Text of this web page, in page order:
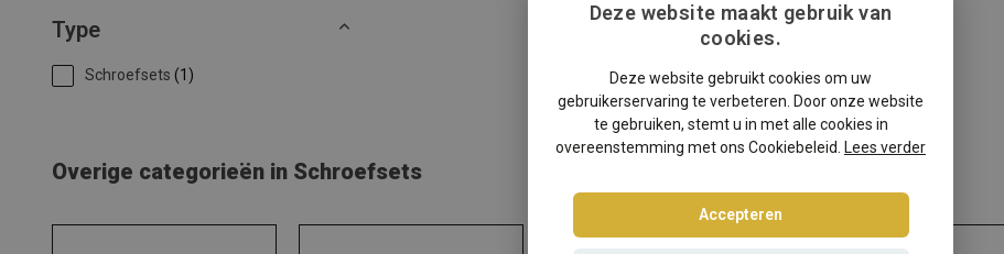
Type
Schroefsets (1)
Overige categorieën in Schroefsets
Deze website maakt gebruik van
cookies.
Deze website gebruikt cookies om uw
gebruikerservaring te verbeteren. Door onze website
te gebruiken, stemt u in met alle cookies in
overeenstemming met ons Cookiebeleid.
Lees verder
Accepteren